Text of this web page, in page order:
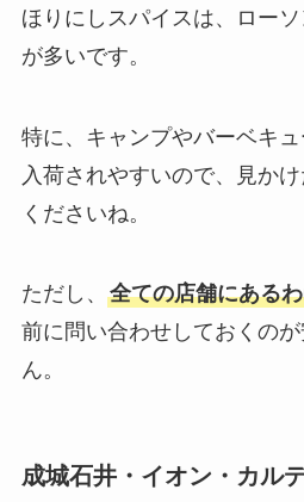
ほりにしスパイスは、ロー
が多いです。
特に、キャンプやバーベキ
入荷されやすいので、見か
くださいね。
ただし、 全ての店舗にある
前に問い合わせしておくの
ん。
成城石井・イオン・カル